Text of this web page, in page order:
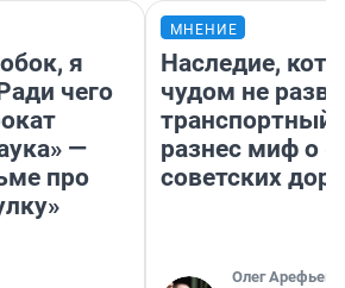
я
чего
—
про
МНЕНИЕ
Наследие,
чудом не
транспортный
разнес миф о
советских
Олег Арефьев